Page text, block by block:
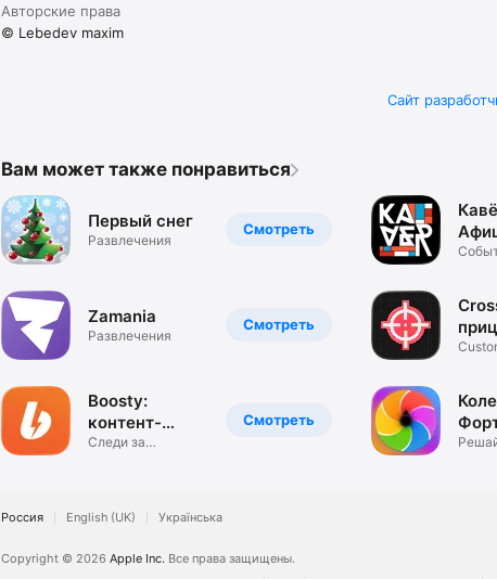
Авторские права
© Lebedev maxim
Сайт
Вам может также понравиться
Смотреть
Первый снег
Развлечения
Смотреть
Zamaniа
Развлечения
Смотреть
Boosty:
контент-
платформа
Следи за
Россия English (UK) Українська
Copyright © 2026 Apple Inc. Все права защищены.